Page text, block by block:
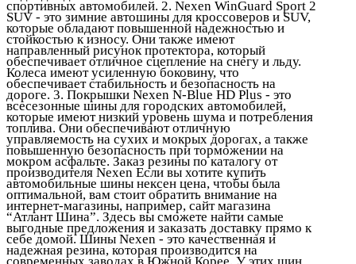
спортивных автомобилей. 2. Nexen WinGuard Sport 2
SUV - это зимние автошины для кроссоверов и SUV,
которые обладают повышенной надежностью и
стойкостью к износу. Они также имеют
направленный рисунок протектора, который
обеспечивает отличное сцепление на снегу и льду.
Колеса имеют усиленную боковину, что
обеспечивает стабильность и безопасность на
дороге. 3. Покрышки Nexen N-Blue HD Plus - это
всесезонные шины для городских автомобилей,
которые имеют низкий уровень шума и потребления
топлива. Они обеспечивают отличную
управляемость на сухих и мокрых дорогах, а также
повышенную безопасность при торможении на
мокром асфальте. Заказ резины по каталогу от
производителя Nexen Если вы хотите купить
автомобильные шины нексен цена, чтобы была
оптимальной, вам стоит обратить внимание на
интернет-магазины, например, сайт магазина
“Атлант Шина”. Здесь вы сможете найти самые
выгодные предложения и заказать доставку прямо к
себе домой. Шины Nexen - это качественная и
надежная резина, которая производится на
современных заводах в Южной Корее. У этих шин